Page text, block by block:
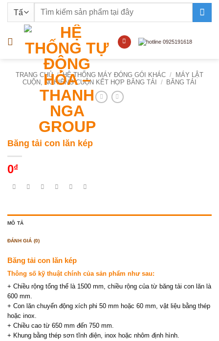
nội
Tìm
TRANG CHỦ / HỆ THỐNG MÁY ĐÓNG GÓI KHÁC /
MÁY LẬT
CUỘN, NGHIÊNG CUỘN KẾT HỢP BĂNG TẢI
/ BĂNG TẢI
Băng tải con lăn kép
0₫
MÔ TẢ
ĐÁNH GIÁ (0)
Băng tải con lăn kép
Thông số kỹ thuật chính của sản phẩm như sau:
+ Chiều rộng tổng thể là 1500 mm, chiều rộng của từ băng tải con lăn là
600 mm.
+ Con lăn chuyển động xích phi 50 mm hoặc 60 mm, vật liệu bằng thép
hoặc inox.
+ Chiều cao từ 650 mm đến 750 mm.
+ Khung bằng thép sơn tĩnh điện, inox hoặc nhôm định hình.